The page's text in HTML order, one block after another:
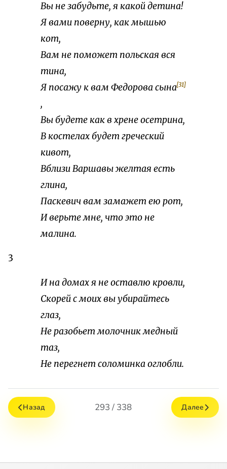
Вы не забудьте, я какой детина!
Я вами поверну, как мышью
кот,
Вам не поможет польская вся
тина,
Я посажу к вам Федорова сына[31]
,
Вы будете как в хрене осетрина,
В костелах будет греческий
кивот,
Вблизи Варшавы желтая есть
глина,
Паскевич вам замажет ею рот,
И верьте мне, что это не
малина.
3
И на домах я не оставлю кровли,
Скорей с моих вы убирайтесь
глаз,
He разобьет молочник медный
таз,
Не перегнет соломинка оглобли.
Назад 293 / 338 Далее